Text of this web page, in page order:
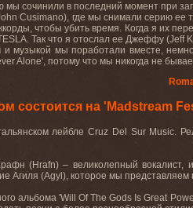
мы сочинили в последний момент при
Cusimano), где мы снимали серию ее
чтобы убить время. Когда я их
Так что я отослал ее Джеффу (Jeff
музыкой мы поработали вместе,
Alone', потому что мы никогда не
состоится на 'Madstream
лейбле Cruz Del Sur Music.
(Hrafn) – великолепный вокалист,
Агиля (Agyl), которое мы представляем
альбома 'Will Of The Gods Is Great